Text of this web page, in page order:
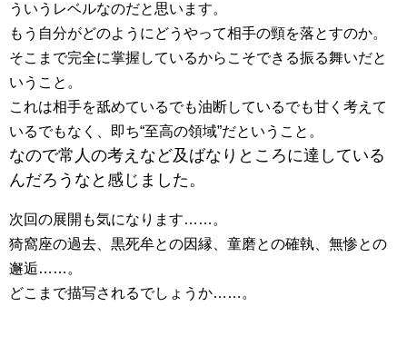
ういうレベルなのだと思います。
もう自分がどのようにどうやって相手の頸を落とすのか。
そこまで完全に掌握しているからこそできる振る舞いだと
いうこと。
これは相手を舐めているでも油断しているでも甘く考えて
いるでもなく、即ち“至高の領域”だということ。
なので常人の考えなど及ばなりところに達している
んだろうなと感じました。
次回の展開も気になります……。
猗窩座の過去、黒死牟との因縁、童磨との確執、無惨との
邂逅……。
どこまで描写されるでしょうか……。